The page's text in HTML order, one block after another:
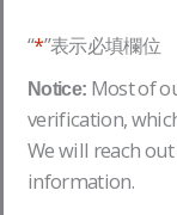
“*”表示必填欄位
Notice: Most of
verification,
We will reach
information.